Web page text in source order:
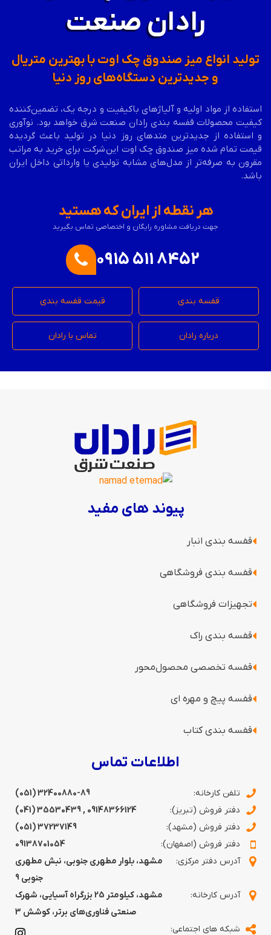
رادان صنعت
تولید انواع میز صندوق چک اوت با بهترین متریال
و جدیدترین دستگاه‌های روز دنیا
استفاده از مواد اولیه و آلیاژهای باکیفیت و درجه یک، تضمین‌کننده
کیفیت محصولات قفسه بندی رادان صنعت شرق خواهد بود. نوآوری
و استفاده از جدیدترین متدهای روز دنیا در تولید باعث گردیده
قیمت تمام شده میز صندوق چک اوت اینشرکت برای خرید به مراتب
مقرون به صرفه‌تر از مدل‌های مشابه تولیدی یا وارداتی داخل ایران
باشد.
هر نقطه از ایران که هستید
جهت دریافت مشاوره رایگان و اختصاصی تماس بگیرید
0915 511 8452
قفسه بندی قیمت قفسه بندی
درباره رادان تماس با رادان
پیوند های مفید
قفسه بندی انبار
قفسه بندی فروشگاهی
تجهیزات فروشگاهی
قفسه بندی راک
قفسه‌ تخصصی محصول‌محور
قفسه پیچ و مهره ای
قفسه‌ بندی کتاب
اطلاعات تماس
تلفن کارخانه:
(051) 32400880-89
دفتر فروش (تبریز):
09148366124
,
35530439 (041)
دفتر فروش (مشهد):
37237149 (051)
دفتر فروش (اصفهان):
09138701054
آدرس دفتر مرکزی:
مشهد، بلوار مطهری جنوبی، نبش مطهری
جنوبی 9
آدرس کارخانه:
مشهد، کیلومتر 25 بزرگراه آسیایی، شهرک
صنعتی فناوری‌های برتر، کوشش 3
شبکه های اجتماعی: